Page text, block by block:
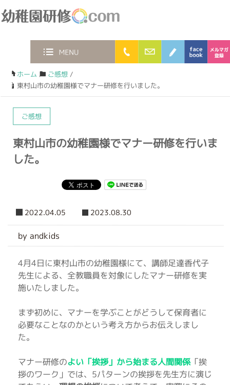
MENU 0120-36-2023
お問合わせフォー
ブログ
ホーム / ご感想 /
東村山市の幼稚園様でマナー研修を行いました。
ご感想
東村山市の幼稚園様でマナー研修を行いま
した。
2022.04.05 2023.08.30
by andkids
4月4日に東村山市の幼稚園様にて、講師足達香代子
先生による、全教職員を対象にしたマナー研修を実
施いたしました。
まず初めに、マナーを学ぶことがどうして保育者に
必要なことなのかという考え方からお伝えしまし
た。
マナー研修のよい「挨拶」から始まる人間関係「挨
拶のワーク」では、5パターンの挨拶を先生方に演じ